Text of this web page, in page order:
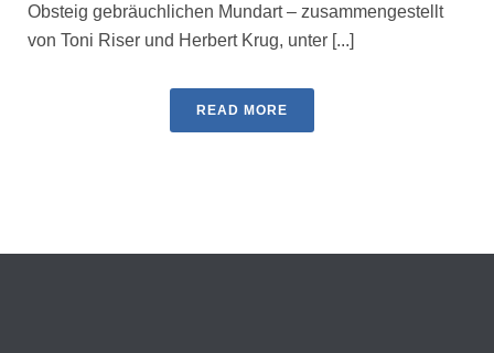
Obsteig gebräuchlichen Mundart – zusammengestellt
von Toni Riser und Herbert Krug, unter [...]
READ MORE